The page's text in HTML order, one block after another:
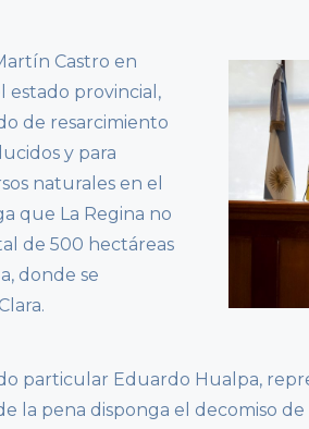
Castro en
estado provincial,
de resarcimiento
y para
naturales en el
que La Regina no
de 500 hectáreas
donde se
particular Eduardo Hualpa,
la pena disponga el decomiso